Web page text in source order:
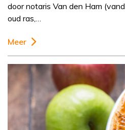
door notaris Van den Ham
oud ras,…
Meer